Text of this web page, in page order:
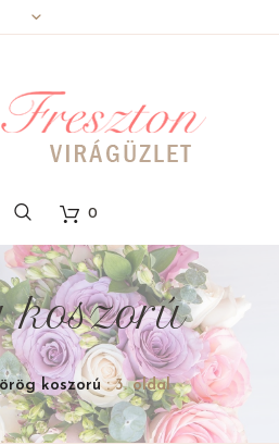
0
koszorú
koszorú: 3. oldal